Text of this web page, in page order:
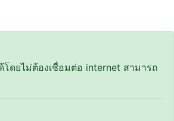
ดยไม่ต้องเชื่อมต่อ internet สามารถ